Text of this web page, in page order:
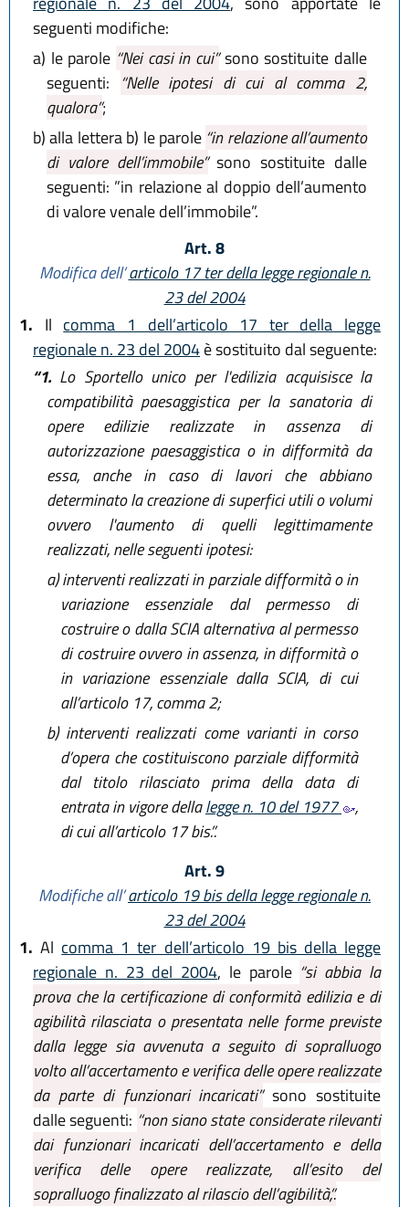
seguenti modifiche:
a) le parole “Nei casi in cui”sono sostituite dalle
seguenti: “Nelle ipotesi di cui al comma 2,
qualora”;
b)alla lettera b) le parole “in relazione all’aumento
di valore dell’immobile”sono sostituite dalle
seguenti: ”in relazione al doppio dell’aumento
di valore venale dell’immobile”.
Art. 8
Modifica dell’articolo 17 ter della legge regionale n.
23 del 2004
1. Il comma 1 dell’articolo 17 ter della legge
regionale n. 23 del 2004è sostituito dal seguente:
“1.Lo Sportello unico per l'edilizia acquisisce la
compatibilità paesaggistica per la sanatoria di
opere edilizie realizzate in assenza di
autorizzazione paesaggistica o in difformità da
essa, anche in caso di lavori che abbiano
determinato la creazione di superfici utili o volumi
ovvero l'aumento di quelli legittimamente
realizzati, nelle seguenti ipotesi:
a)interventi realizzati in parziale difformità o in
variazione essenziale dal permesso di
costruire o dalla SCIA alternativa al permesso
di costruire ovvero in assenza, in difformità o
in variazione essenziale dalla SCIA, di cui
all’articolo 17, comma 2;
b)interventi realizzati come varianti in corso
d’opera che costituiscono parziale difformità
dal titolo rilasciato prima della data di
entrata in vigore dellalegge n. 10 del 1977
,
di cui all’articolo 17 bis.”.
Art. 9
Modifiche all’articolo 19 bis della legge regionale n.
23 del 2004
1. Al comma 1 ter dell’articolo 19 bis della legge
regionale n. 23 del 2004, le parole “si abbia la
prova che la certificazione di conformità edilizia e di
agibilità rilasciata o presentata nelle forme previste
dalla legge sia avvenuta a seguito di sopralluogo
volto all’accertamento e verifica delle opere realizzate
da parte di funzionari incaricati”sono sostituite
dalle seguenti: “non siano state considerate rilevanti
dai funzionari incaricati dell’accertamento e della
verifica delle opere realizzate, all’esito del
sopralluogo finalizzato al rilascio dell’agibilità,”.